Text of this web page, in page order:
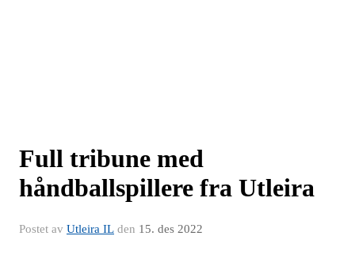
Full tribune med
håndballspillere fra Utleira
Postet av Utleira IL den 15. des 2022